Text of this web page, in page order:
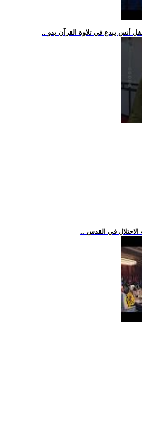
أنس يبدع في تلاوة القرآن بدو
الاحتلال في القدس